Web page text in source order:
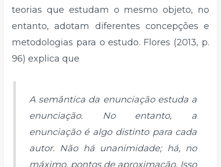
teorias que estudam o mesmo objeto, no
entanto, adotam diferentes concepções e
metodologias para o estudo. Flores (2013, p.
96) explica que
A semântica da enunciação estuda a
enunciação. No entanto, a
enunciação é algo distinto para cada
autor. Não há unanimidade; há, no
máximo, pontos de aproximação. Isso